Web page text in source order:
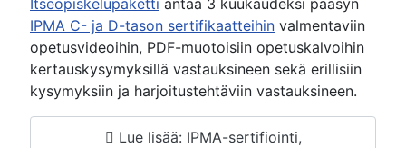
IPMA C- ja D-tason sertifikaatteihin valmentaviin
opetusvideoihin, PDF-muotoisiin opetuskalvoihin
kertauskysymyksillä vastauksineen sekä erillisiin
kysymyksiin ja harjoitustehtäviin vastauksineen.
Lue lisää: IPMA-sertifiointi,